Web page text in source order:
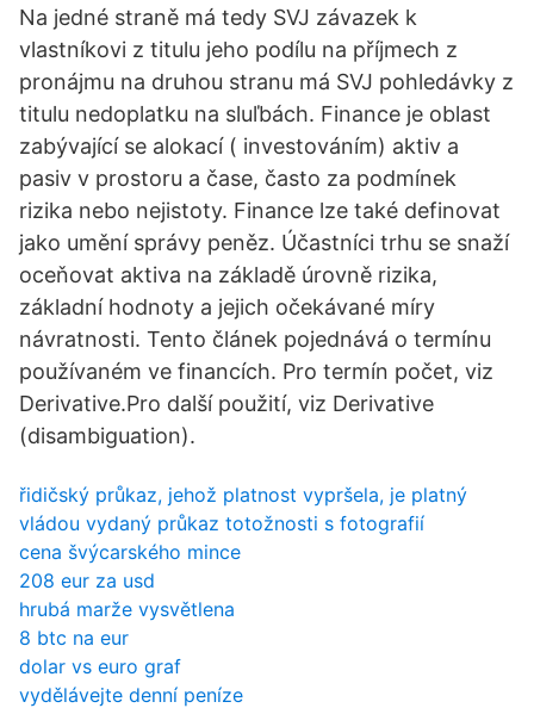
Na jedné straně má tedy SVJ závazek k
vlastníkovi z titulu jeho podílu na příjmech z
pronájmu na druhou stranu má SVJ pohledávky z
titulu nedoplatku na sluľbách. Finance je oblast
zabývající se alokací ( investováním) aktiv a
pasiv v prostoru a čase, často za podmínek
rizika nebo nejistoty. Finance lze také definovat
jako umění správy peněz. Účastníci trhu se snaží
oceňovat aktiva na základě úrovně rizika,
základní hodnoty a jejich očekávané míry
návratnosti. Tento článek pojednává o termínu
používaném ve financích. Pro termín počet, viz
Derivative.Pro další použití, viz Derivative
(disambiguation).
řidičský průkaz, jehož platnost vypršela, je platný
vládou vydaný průkaz totožnosti s fotografií
cena švýcarského mince
208 eur za usd
hrubá marže vysvětlena
8 btc na eur
dolar vs euro graf
vydělávejte denní peníze